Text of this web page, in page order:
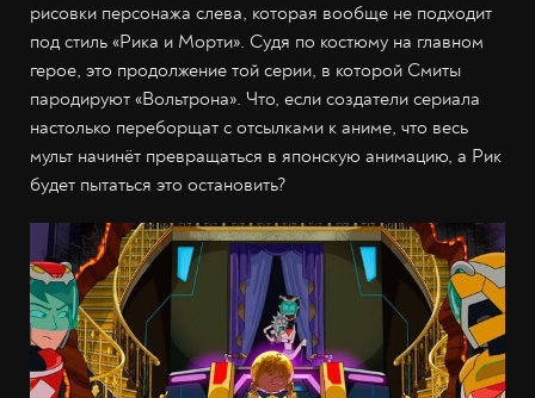
рисовки персонажа слева, которая вообще не подходит
под стиль «Рика и Морти». Судя по костюму на главном
герое, это продолжение той серии, в которой Смиты
пародируют «Вольтрона». Что, если создатели сериала
настолько переборщат с отсылками к аниме, что весь
мульт начинёт превращаться в японскую анимацию, а Рик
будет пытаться это остановить?